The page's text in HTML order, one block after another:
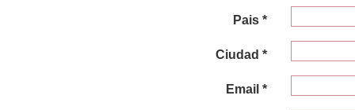
Pais *
Ciudad *
Email *